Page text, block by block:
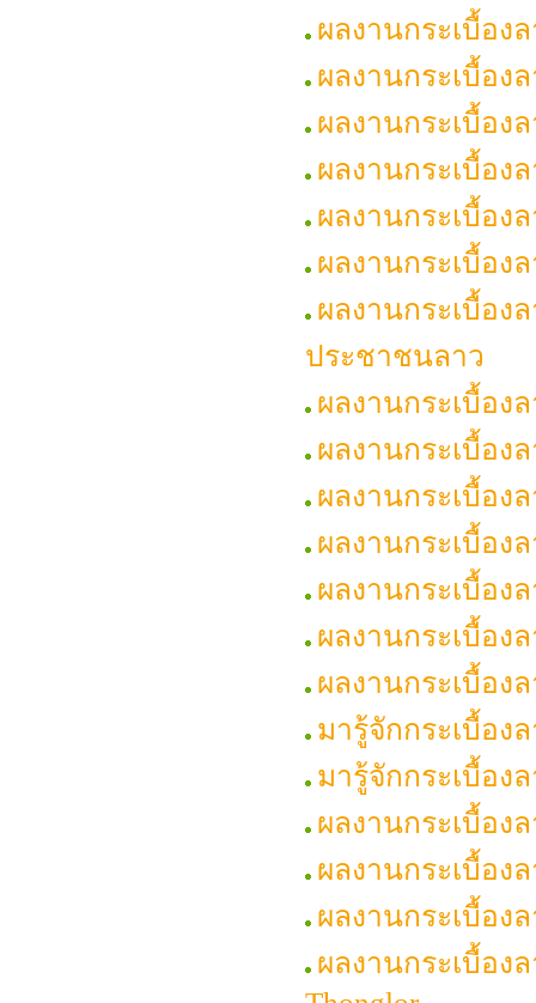
ผลงานกระเบื้อ
ผลงานกระเบื้อง
ผลงานกระเบื้อ
ผลงานกระเบื้อ
ผลงานกระเบื้อง
ผลงานกระเบื้อง
ผลงานกระเบื้อ
ประชาชนลาว
ผลงานกระเบื้อ
ผลงานกระเบื้อ
ผลงานกระเบื้อง
ผลงานกระเบื้อง
ผลงานกระเบื้อ
ผลงานกระเบื้อ
ผลงานกระเบื้อง
มารู้จักกระเบื้อง
มารู้จักกระเบื้อง
ผลงานกระเบื้อง
ผลงานกระเบื้อง
ผลงานกระเบื้อ
ผลงานกระเบื้อง